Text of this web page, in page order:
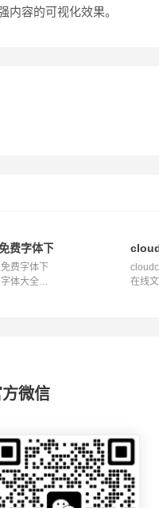
内容的可视化效果。
费字体下载网站,可商用字体
费字体下
体大全简
在线
微信